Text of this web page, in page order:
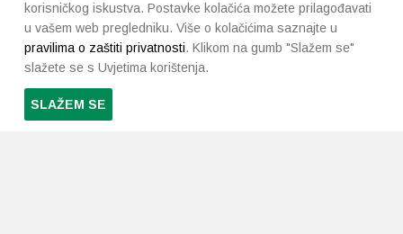
korisničkog iskustva. Postavke kolačića možete prilagođavati
u vašem web pregledniku. Više o kolačićima saznajte u
pravilima o zaštiti privatnosti. Klikom na gumb "Slažem se"
slažete se s Uvjetima korištenja.
SLAŽEM SE